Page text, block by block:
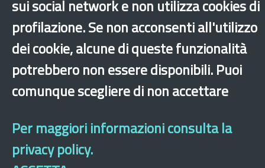
×
sui social network e non utilizza cookies di
profilazione. Se non acconsenti all'utilizzo
dei cookie, alcune di queste funzionalità
potrebbero non essere disponibili. Puoi
comunque scegliere di non accettare
Per maggiori informazioni consulta la
privacy policy.
Dichiarazione di accessibilità Mappa del sito Legal & Privacy
Contatti